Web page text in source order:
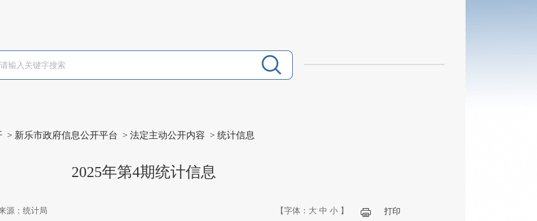
> 新乐市政府信息公开平台 > 法定主动公开内容 > 统计信息
2025年第4期统计信息
源：统计局 【字体： 大 中 小 】 打印